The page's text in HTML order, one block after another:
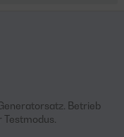
Betrieb